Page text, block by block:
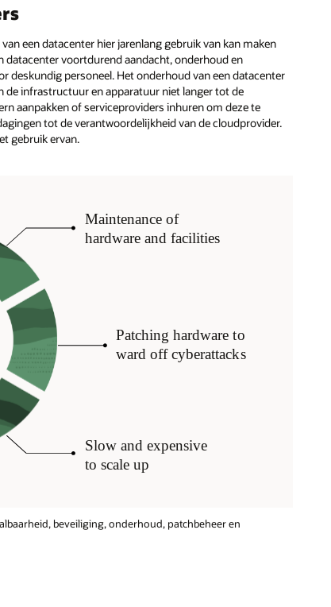
een datacenter hier jarenlang gebruik van kan maken
datacenter voortdurend aandacht, onderhoud en
deskundig personeel. Het onderhoud van een datacenter
infrastructuur en apparatuur niet langer tot de
aanpakken of serviceproviders inhuren om deze te
tot de verantwoordelijkheid van de cloudprovider.
gebruik ervan.
beveiliging, onderhoud, patchbeheer en